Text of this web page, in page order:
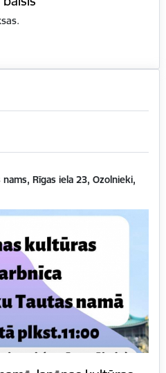
Rīgas iela 23, Ozolnieki,